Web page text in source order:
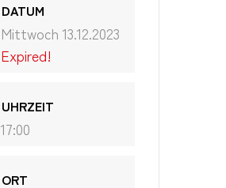
DATUM
Mittwoch 13.12.2023
Expired!
UHRZEIT
17:00
ORT